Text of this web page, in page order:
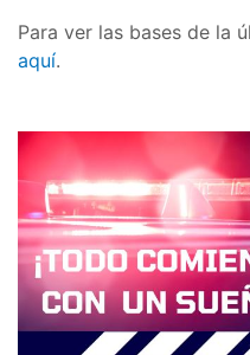
Para ver las bases de la
aquí.